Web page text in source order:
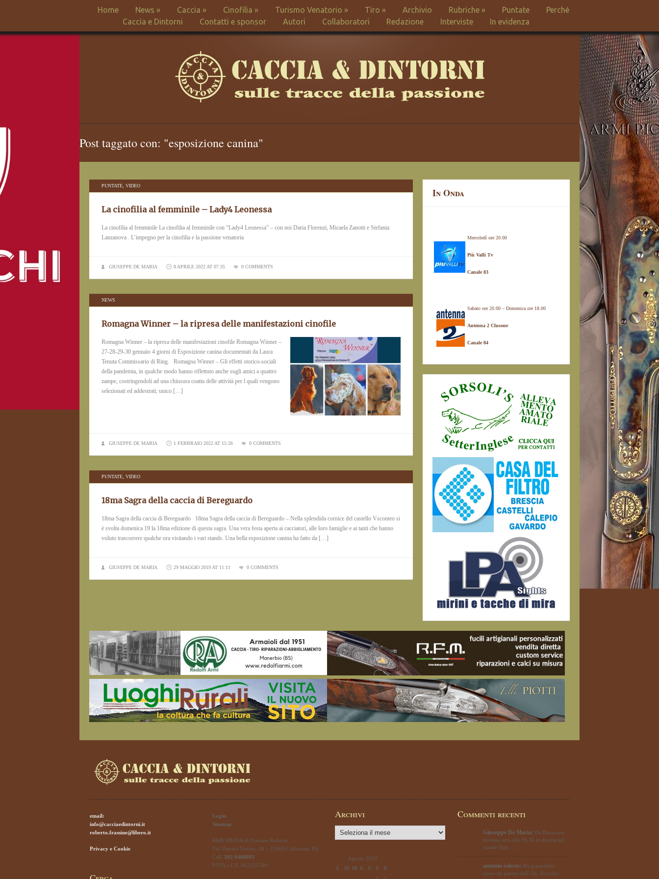
Home News » Caccia » Cinofilia » Turismo Venatorio » Tiro » Archivio Rubriche» Puntate
Perché
Caccia e Dintorni
Contatti e sponsor Autori Collaboratori Redazione Interviste In evidenza
Post taggato con: "esposizione canina"
PUNTATE VIDEO
La cinofilia al femminile – Lady4 Leonessa
La cinofilia al femminile La cinofilia al femminile con “Lady4 Leonessa” – con noi Daria Florenzi, Micaela Zanotti e Stefania
Lanzanova . L’impegno per la cinofilia e la passione venatoria
GIUSEPPE DE MARIA 8 APRILE 2022 AT 07:35 0 COMMENTS
NEWS
Romagna Winner – la ripresa delle manifestazioni cinofile
Romagna Winner – la ripresa delle manifestazioni cinofile Romagna Winner –
27-28-29-30 gennaio 4 giorni di Esposizione canina documentati da Laura
Tenuta Commissario di Ring. Romagna Winner – Gli effetti storico-sociali
della pandemia, in qualche modo hanno riflettuto anche sugli amici a quattro
zampe, costringendoli ad una chiusura coatta delle attività per l quali vengono
selezionati ed addestrati; unico […]
GIUSEPPE DE MARIA 1 FEBBRAIO 2022 AT 15:26 0 COMMENTS
PUNTATE VIDEO
18ma Sagra della caccia di Bereguardo
18ma Sagra della caccia di Bereguardo 18ma Sagra della caccia di Bereguardo – Nella splendida cornice del castello Vsconteo si
è svolta domenica 19 la 18ma edizione di questa sagra. Una vera festa aperta ai cacciatori, alle loro famiglie e ai tanti che hanno
voluto trascorrere qualche ora visitando i vari stands. Una bella esposizione canina ha fatto da […]
GIUSEPPE DE MARIA 29 MAGGIO 2019 AT 11:11 0 COMMENTS
In Onda
Mercoledì ore 20.00
Più Valli Tv
Canale 83
Sabato ore 20.00 – Domenica ore 18.00
Antenna 2 Clusone
Canale 84
email:
info@cacciaedintorni.it
roberto.frassine@libero.it
Privacy e Cookie
Login
Sitemap
R&B MEDIA di Frassine Roberto
Via Vittorio Veneto, 38 – 25060 Collebeato BS
Cell. 393 9408881
P.IVA e C.F. 042325709
Archivi
Archivi
Agosto 2026
L
M M G V S
D
Commenti recenti
Giuseppe De Maria: Da Bruzzone
domani sera alle 20,30 in diretta sul
canale You…
antonio celeste: Mi piacerebbe
avere un parere dell' On. Fiocchi -